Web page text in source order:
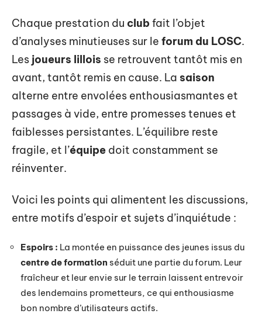
Chaque prestation du club fait l’objet
d’analyses minutieuses sur le forum du LOSC.
Les joueurs lillois se retrouvent tantôt mis en
avant, tantôt remis en cause. La saison
alterne entre envolées enthousiasmantes et
passages à vide, entre promesses tenues et
faiblesses persistantes. L’équilibre reste
fragile, et l’équipe doit constamment se
réinventer.
Voici les points qui alimentent les discussions,
entre motifs d’espoir et sujets d’inquiétude :
Espoirs : La montée en puissance des jeunes issus du
centre de formation séduit une partie du forum. Leur
fraîcheur et leur envie sur le terrain laissent entrevoir
des lendemains prometteurs, ce qui enthousiasme
bon nombre d’utilisateurs actifs.